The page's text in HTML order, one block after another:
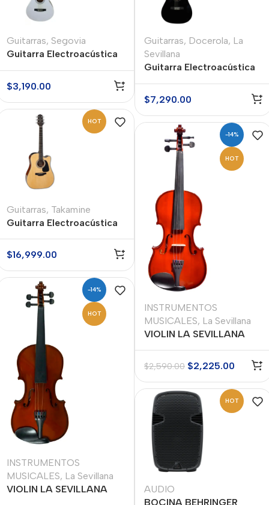
Guitarras, Segovia
Guitarra Electroacústica
$3,190.00
Guitarras, Docerola, La
Sevillana
Guitarra Electroacústica
TX-1200CEQBK
$7,290.00
HOT
Guitarras, Takamine
Guitarra Electroacústica
$16,999.00
-14%
HOT
INSTRUMENTOS
MUSICALES, La Sevillana
VIOLIN LA SEVILLANA
$2,590.00 $2,225.00
-14%
HOT
INSTRUMENTOS
MUSICALES, La Sevillana
VIOLIN LA SEVILLANA
HOT
AUDIO
BOCINA BEHRINGER